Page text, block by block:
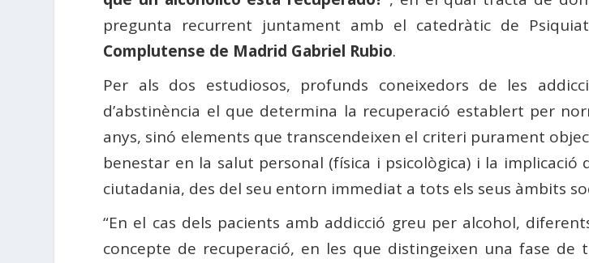
pregunta recurrent juntament amb el catedràtic de
Complutense de Madrid Gabriel Rubio.
Per als dos estudiosos, profunds coneixedors de les
d’abstinència el que determina la recuperació establert per
anys, sinó elements que transcendeixen el criteri purament
benestar en la salut personal (física i psicològica) i la implicació
ciutadania, des del seu entorn immediat a tots els seus àmbits
“En el cas dels pacients amb addicció greu per alcohol,
concepte de recuperació, en les que distingeixen una fase